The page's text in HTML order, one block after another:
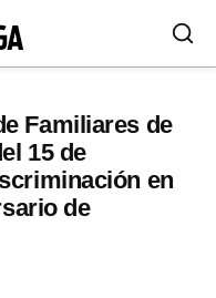
Familiares de
15 de
en
de